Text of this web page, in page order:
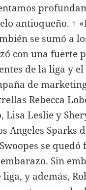
antioqueño. ↑
se sumó a
con una fuerte
de la liga y
de
Rebecca
Lisa Leslie y
Angeles Sparks
se quedó
Sin
liga, y además,